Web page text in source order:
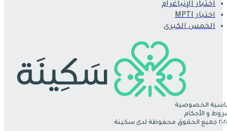
اختبار الإنياغرام
اختبار MPTI
الخمس الكبرى
الخصوصية
و الأحكام